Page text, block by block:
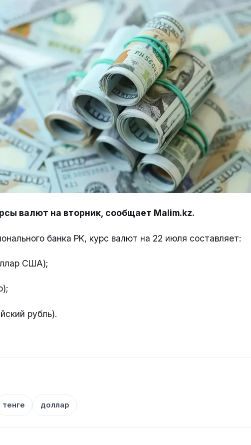
валют на вторник, сообщает Malim.kz.
банка РК, курс валют на 22 июля составляет:
США);
рубль).
тенге доллар